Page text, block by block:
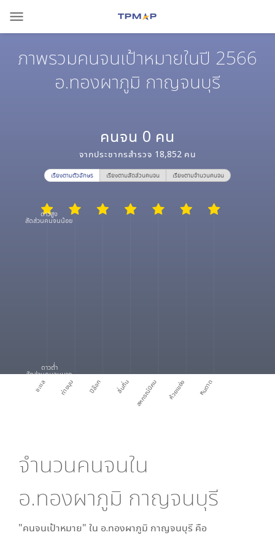
menu
ภาพรวมคนจนเป้าหมายในปี 2566
อ.ทองผาภูมิ กาญจนบุรี
คนจน 0 คน
จากประชากรสำรวจ 18,852 คน
เรียงตามตัวอักษร เรียงตามสัดส่วนคนจน เรียงตามจำนวนคนจน
ชะแล ท่าขนุน ปิล๊อก ลิ่นถิ่น สหกรณ์นิคม ห้วยเขย่ง หินดาด
ดาวสูง
สัดส่วนคนจนน้อย
ดาวต่ำ
สัดส่วนคนจนมาก
จำนวนคนจนใน
อ.ทองผาภูมิ กาญจนบุรี
"คนจนเป้าหมาย" ใน อ.ทองผาภูมิ กาญจนบุรี คือ